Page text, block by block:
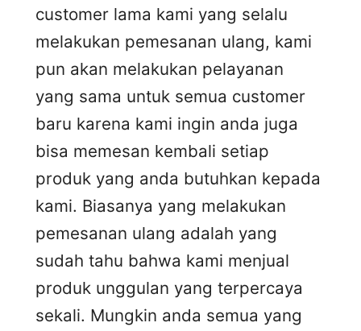
customer lama kami yang selalu
melakukan pemesanan ulang, kami
pun akan melakukan pelayanan
yang sama untuk semua customer
baru karena kami ingin anda juga
bisa memesan kembali setiap
produk yang anda butuhkan kepada
kami. Biasanya yang melakukan
pemesanan ulang adalah yang
sudah tahu bahwa kami menjual
produk unggulan yang terpercaya
sekali. Mungkin anda semua yang